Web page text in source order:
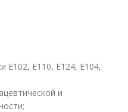
E102, E110, E124, E104,
и